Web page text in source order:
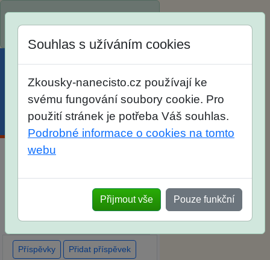
Menu Účet Košík
skutečných přijímacích
zkouškách
Souhlas s užíváním cookies
Zkousky-nanecisto.cz používají ke
svému fungování soubory cookie. Pro
použití stránek je potřeba Váš souhlas.
Podrobné informace o cookies na tomto
webu
Přijmout vše Pouze funkční
Příspěvky Přidat příspěvek